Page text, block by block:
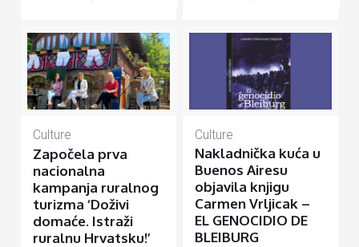
Culture
Započela prva
nacionalna
kampanja ruralnog
turizma ‘Doživi
domaće. Istraži
ruralnu Hrvatsku!’
Culture
Nakladnička kuća u
Buenos Airesu
objavila knjigu
Carmen Vrljicak –
EL GENOCIDIO DE
BLEIBURG